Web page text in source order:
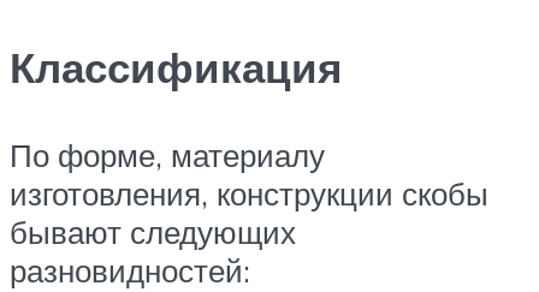
Классификация
По форме, материалу
изготовления, конструкции скобы
бывают следующих
разновидностей: